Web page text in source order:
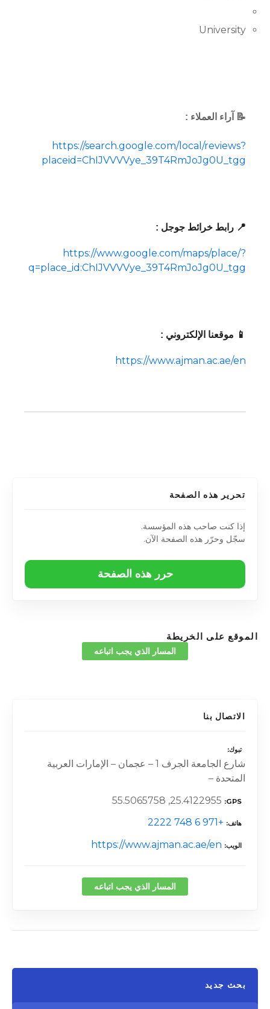
University
📝 آراء العملاء :
https://search.google.com/local/reviews?
placeid=ChIJVVVVye_39T4RmJoJg0U_tgg
📍 رابط خرائط جوجل :
https://www.google.com/maps/place/?
q=place_id:ChIJVVVVye_39T4RmJoJg0U_tgg
📱 موقعنا الإلكتروني :
https://www.ajman.ac.ae/en
تحرير هذه الصفحة
إذا كنت صاحب هذه المؤسسة.
سجّل وحرّر هذه الصفحة الآن.
حرر هذه الصفحة
الموقع على الخريطة
المسار الذي يجب اتباعه
الاتصال بنا
تبوك
شارع الجامعة الجرف 1 – عجمان – الإمارات العربية
المتحدة –
GPS
25.4122955, 55.5065758
هاتف +971 6 748 2222
الويب https://www.ajman.ac.ae/en
المسار الذي يجب اتباعه
بحث جديد